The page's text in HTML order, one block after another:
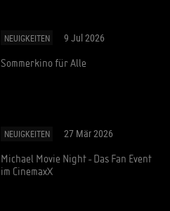
NEUIGKEITEN 9 Jul 2026
Sommerkino für Alle
NEUIGKEITEN 27 Mär 2026
Michael Movie Night - Das Fan Event
im CinemaxX